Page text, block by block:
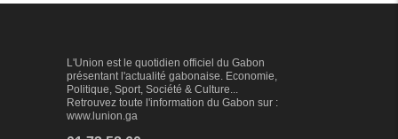
L'Union est le quotidien officiel du Gabon
présentant l'actualité gabonaise. Economie,
Politique, Sport, Société & Culture...
Retrouvez toute l'information du Gabon sur :
www.lunion.ga